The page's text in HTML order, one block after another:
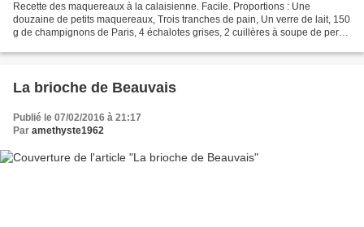
Recette des maquereaux à la calaisienne. Facile. Proportions : Une
douzaine de petits maquereaux, Trois tranches de pain, Un verre de lait, 150
g de champignons de Paris, 4 échalotes grises, 2 cuillères à soupe de persil
La brioche de Beauvais
Publié le 07/02/2016 à 21:17
Par amethyste1962